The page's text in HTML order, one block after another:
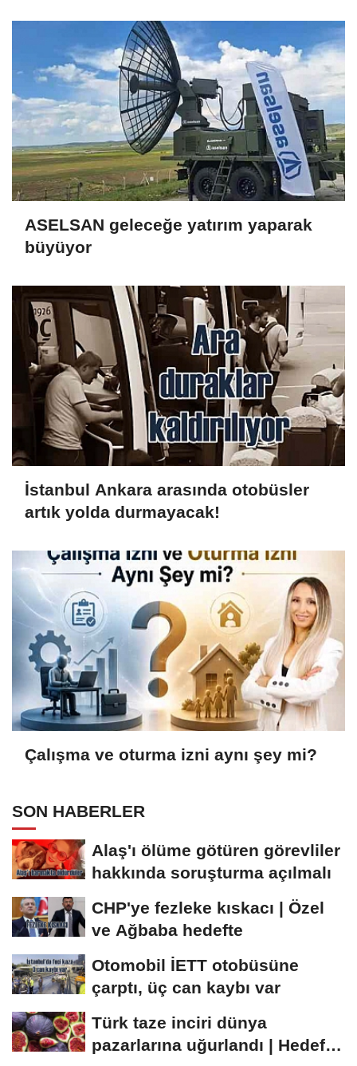
ASELSAN geleceğe yatırım yaparak
büyüyor
İstanbul Ankara arasında otobüsler
artık yolda durmayacak!
Çalışma ve oturma izni aynı şey mi?
SON HABERLER
Alaş'ı ölüme götüren görevliler
hakkında soruşturma açılmalı
CHP'ye fezleke kıskacı | Özel
ve Ağbaba hedefte
Otomobil İETT otobüsüne
çarptı, üç can kaybı var
Türk taze inciri dünya
pazarlarına uğurlandı | Hedef